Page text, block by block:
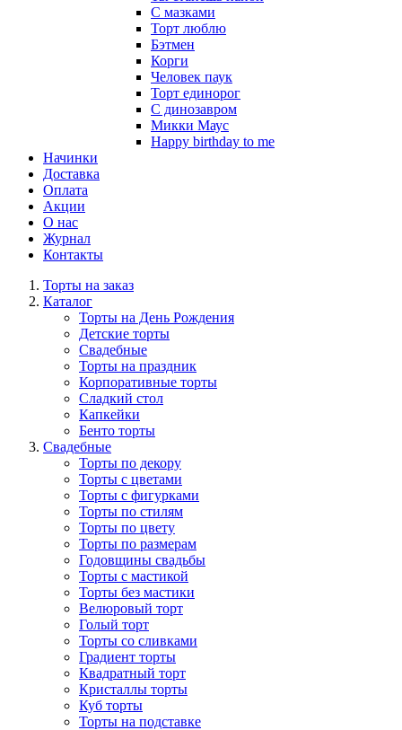
С мазками
Торт люблю
Бэтмен
Корги
Человек паук
Торт единорог
С динозавром
Микки Маус
Happy birthday to me
Начинки
Доставка
Оплата
Акции
О нас
Журнал
Контакты
Торты на заказ
Каталог
Торты на День Рождения
Детские торты
Свадебные
Торты на праздник
Корпоративные торты
Сладкий стол
Капкейки
Бенто торты
Свадебные
Торты по декору
Торты с цветами
Торты с фигурками
Торты по стилям
Торты по цвету
Торты по размерам
Годовщины свадьбы
Торты с мастикой
Торты без мастики
Велюровый торт
Голый торт
Торты со сливками
Градиент торты
Квадратный торт
Кристаллы торты
Куб торты
Торты на подставке